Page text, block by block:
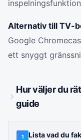
Alternativ till TV-
Google
ett snyggt
Hur väljer du
guide
1 Lista vad du